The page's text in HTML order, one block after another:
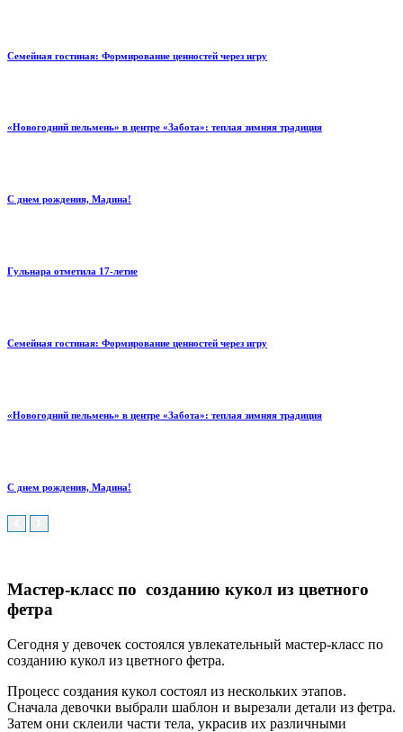
Семейная гостиная: Формирование ценностей через игру
«Новогодний пельмень» в центре «Забота»: теплая зимняя традиция
С днем рождения, Мадина!
Гульнара отметила 17‑летие
Семейная гостиная: Формирование ценностей через игру
«Новогодний пельмень» в центре «Забота»: теплая зимняя традиция
С днем рождения, Мадина!
Мастер-класс по созданию кукол из цветного
фетра
Сегодня у девочек состоялся увлекательный мастер-класс по
созданию кукол из цветного фетра.
Процесс создания кукол состоял из нескольких этапов.
Сначала девочки выбрали шаблон и вырезали детали из фетра.
Затем они склеили части тела, украсив их различными